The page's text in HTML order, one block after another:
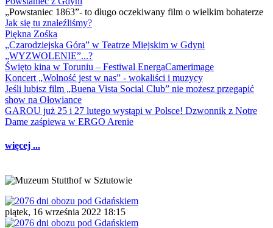
„Powstaniec 1863”- to długo oczekiwany film o wielkim bohaterze
Jak się tu znaleźliśmy?
Piękna Zośka
„Czarodziejska Góra” w Teatrze Miejskim w Gdyni
„WYZWOLENIE”...?
Święto kina w Toruniu – Festiwal EnergaCamerimage
Koncert „Wolność jest w nas” - wokaliści i muzycy
Jeśli lubisz film „Buena Vista Social Club” nie możesz przegapić
show na Ołowiance
GAROU już 25 i 27 lutego wystąpi w Polsce! Dzwonnik z Notre
Dame zaśpiewa w ERGO Arenie
więcej ...
piątek, 16 września 2022 18:15